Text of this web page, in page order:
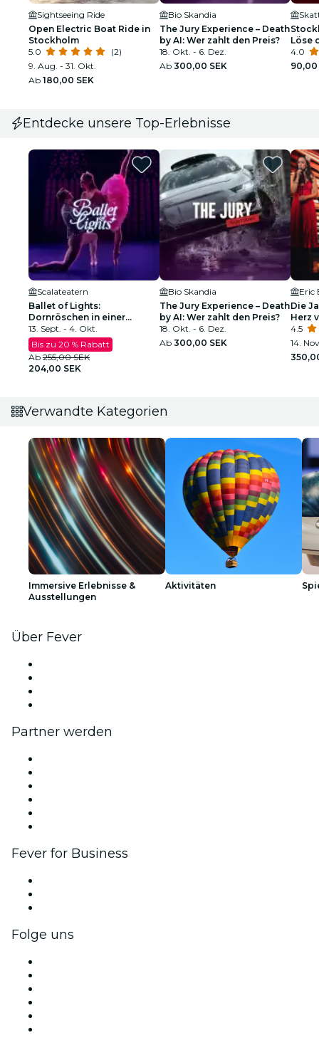
Sightseeing Ride
Open Electric Boat Ride in
Stockholm
5.0
(2)
9. Aug. - 31. Okt.
Ab 180,00 SEK
Bio Skandia
The Jury Experience – Death
by AI: Wer zahlt den Preis?
18. Okt. - 6. Dez.
Ab 300,00 SEK
Löse
4.0
90,00
Entdecke unsere Top-Erlebnisse
Scalateatern
Ballet of Lights:
Dornröschen in einer
funkelnden Show
13. Sept. - 4. Okt.
Bis zu 20 % Rabatt
Ab 255,00 SEK
204,00 SEK
Bio Skandia
The Jury Experience – Death
by AI: Wer zahlt den Preis?
18. Okt. - 6. Dez.
Ab 300,00 SEK
Eric
Die
Herz
4.5
14.
Verwandte Kategorien
Immersive Erlebnisse &
Ausstellungen
Aktivitäten
Über Fever
Partner werden
Fever for Business
Folge uns